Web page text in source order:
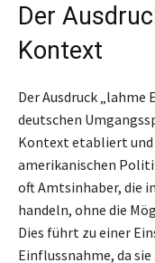
Der
Kontext
Der Ausdruck „lahme
deutschen
Kontext etabliert und
amerikanischen
oft Amtsinhaber, die
handeln, ohne die
Dies führt zu einer
Einflussnahme, da